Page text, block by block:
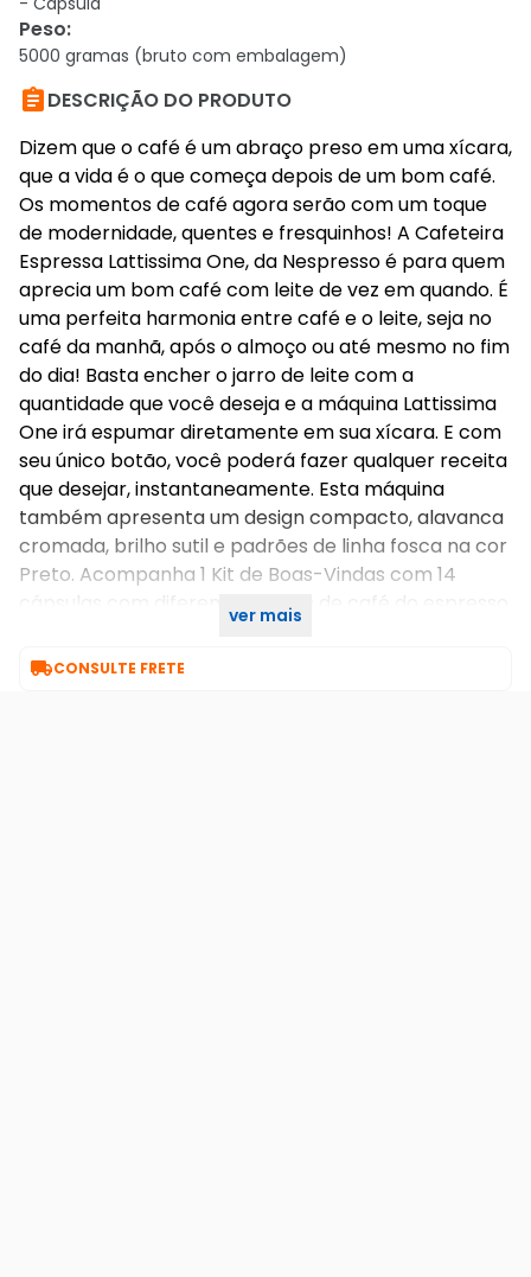
Peso:
5000 gramas (bruto com embalagem)
DESCRIÇÃO DO PRODUTO
Dizem que o café é um abraço preso em uma xícara,
que a vida é o que começa depois de um bom café.
Os momentos de café agora serão com um toque
de modernidade, quentes e fresquinhos! A Cafeteira
Espressa Lattissima One, da Nespresso é para quem
aprecia um bom café com leite de vez em quando. É
uma perfeita harmonia entre café e o leite, seja no
café da manhã, após o almoço ou até mesmo no fim
do dia! Basta encher o jarro de leite com a
quantidade que você deseja e a máquina Lattissima
One irá espumar diretamente em sua xícara. E com
seu único botão, você poderá fazer qualquer receita
que desejar, instantaneamente. Esta máquina
também apresenta um design compacto, alavanca
cromada, brilho sutil e padrões de linha fosca na cor
Preto. Acompanha 1 Kit de Boas-Vindas com 14
cápsulas com diferentes estilos de café do espresso
ver mais
CONSULTE FRETE